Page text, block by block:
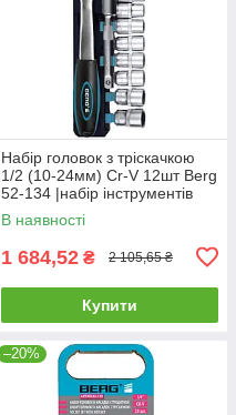
Набір головок з тріскачкою
1/2 (10-24мм) Cr-V 12шт Berg
52-134 |набір інструментів
Набор головок с трещеткой
1/2 (10-24мм) Cr-V
В наявності
1 684,52 ₴ 2 105,65 ₴
Купити
–20%